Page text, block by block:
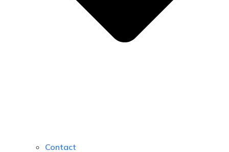
Contact